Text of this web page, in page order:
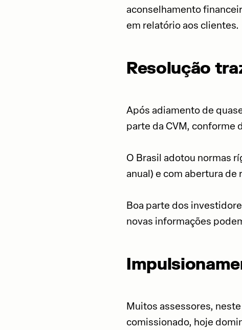
aconselhamento
em relatório aos clientes.
Resolução
Após adiamento de
parte da CVM, conforme
O Brasil adotou normas
anual) e com abertura
Boa parte dos
novas informações
Muitos assessores,
comissionado, hoje